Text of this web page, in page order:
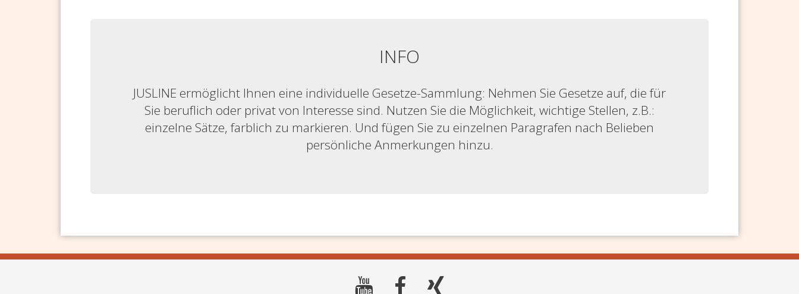
INFO
JUSLINE ermöglicht Ihnen eine individuelle Gesetze-Sammlung: Nehmen Sie Gesetze auf, die für
Sie beruflich oder privat von Interesse sind. Nutzen Sie die Möglichkeit, wichtige Stellen, z.B.:
einzelne Sätze, farblich zu markieren. Und fügen Sie zu einzelnen Paragrafen nach Belieben
persönliche Anmerkungen hinzu.